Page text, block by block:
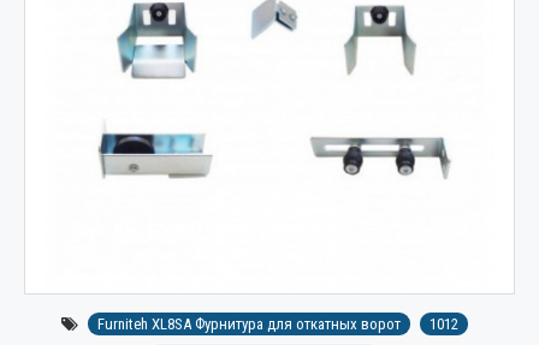
Furniteh XL8SA Фурнитура для откатных ворот
1012